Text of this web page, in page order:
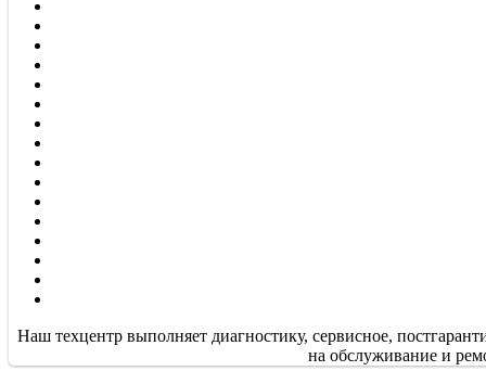
Наш техцентр выполняет диагностику, сервисное,
на обслуживание и